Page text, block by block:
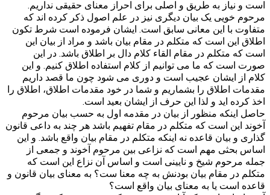
است و نیاز به طریق و اصلی برای احراز معنای حقیقی نداریم.
مرحوم خویی یک بیان دیگری نیز در علم اصول ذکر کرده اند که
متفاوت با این معانی سابق است. ایشان فرموده است شرط تکون
اطلاق این است که متکلم در مقام بیان باشد و مراد از بیان این
است که متکلم در مقام القاء کلام دال بر اطلاق باشد. در این
صورت است که ما می توانیم از کلام استفاده اطلاق کنیم. و این
کلام از ایشان عجیب است و دوری می شود چون ما قصد داریم
مقدمات اطلاق را بشماریم و شما در خود مقدمات اطلاق، اطلاق را
اخذ کرده اید و لذا این حرف از ایشان بعید است.
حاصل اینکه منظور از بیان در مقدمه اول به حسب بیان مرحوم
آخوند این است که متکلم در مقام تفهیم باشد هر چند به داعی قانون
گذاری و بیان قاعده نه اینکه متکلم در مقام بیان واقع باشد. و این
اساس بحثی مهم است که نزاعی بین مرحوم آخوند و جمعی از
جمله مرحوم شیخ و نایینی است و اساس آن نزاع این است که
متکلم در مقام بیان بودنش به چه معنا ست؟ به معنای بیان قانون و
قاعده است یا به معنای بیان واقع است؟